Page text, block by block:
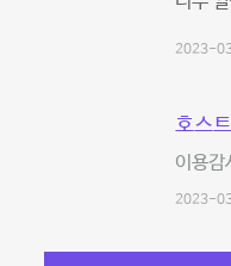
2023-
호스
이용
2023-